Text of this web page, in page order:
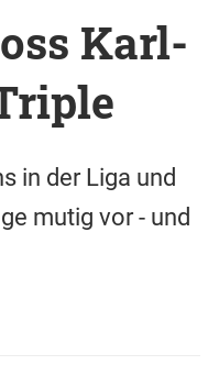
Karl-
in der Liga und
mutig vor - und